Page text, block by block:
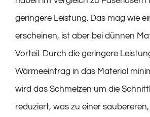
geringere Leistung. Das mag wie
erscheinen, ist aber bei dünnen
Vorteil. Durch die geringere
Wärmeeintrag in das Material
wird das Schmelzen um die
reduziert, was zu einer